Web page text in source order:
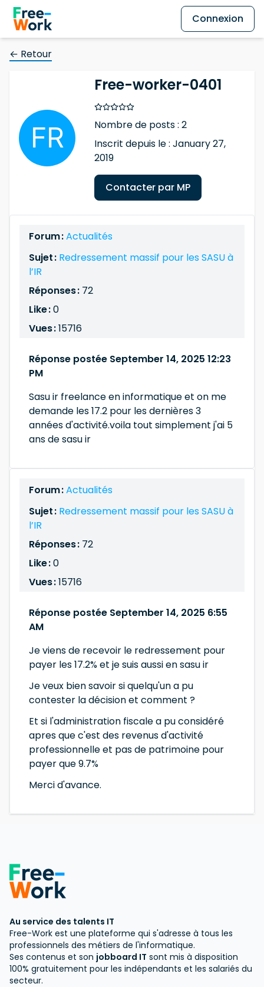
Connexion
← Retour
Free-worker-0401
Nombre de posts : 2
Inscrit depuis le : January 27,
2019
Contacter par MP
Forum :Actualités
Sujet : Redressement massif pour les SASU à
l’IR
Réponses : 72
Like :0
Vues :15716
Réponse postée September 14, 2025 12:23
PM
Sasu ir freelance en informatique et on me
demande les 17.2 pour les dernières 3
années d'activité.voila tout simplement j'ai 5
ans de sasu ir
Forum :Actualités
Sujet : Redressement massif pour les SASU à
l’IR
Réponses : 72
Like :0
Vues :15716
Réponse postée September 14, 2025 6:55
AM
Je viens de recevoir le redressement pour
payer les 17.2% et je suis aussi en sasu ir
Je veux bien savoir si quelqu'un a pu
contester la décision et comment ?
Et si l'administration fiscale a pu considéré
apres que c'est des revenus d'activité
professionnelle et pas de patrimoine pour
payer que 9.7%
Merci d'avance.
Au service des talents IT
Free-Work est une plateforme qui s'adresse à tous les
professionnels des métiers de l'informatique.
Ses contenus et son jobboard IT sont mis à disposition
100% gratuitement pour les indépendants et les salariés du
secteur.